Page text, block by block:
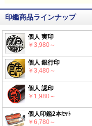
印鑑商品ラインナップ
個人 実印
￥3,980～
個人 銀行印
￥3,480～
個人 認印
￥1,980～
個人印鑑2本ｾｯﾄ
￥6,780～